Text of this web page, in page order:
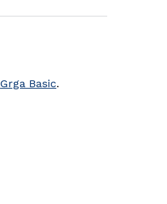
Grga Basic.